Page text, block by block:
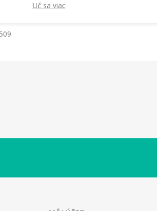
Uč sa viac